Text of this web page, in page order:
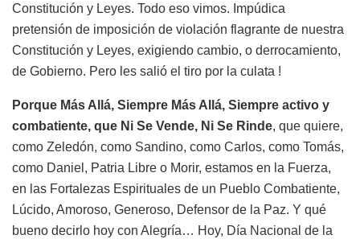
Constitución y Leyes. Todo eso vimos. Impúdica
pretensión de imposición de violación flagrante de nuestra
Constitución y Leyes, exigiendo cambio, o derrocamiento,
de Gobierno. Pero les salió el tiro por la culata !
Porque Más Allá, Siempre Más Allá, Siempre activo y
combatiente, que Ni Se Vende, Ni Se Rinde, que quiere,
como Zeledón, como Sandino, como Carlos, como Tomás,
como Daniel, Patria Libre o Morir, estamos en la Fuerza,
en las Fortalezas Espirituales de un Pueblo Combatiente,
Lúcido, Amoroso, Generoso, Defensor de la Paz. Y qué
bueno decirlo hoy con Alegría… Hoy, Día Nacional de la